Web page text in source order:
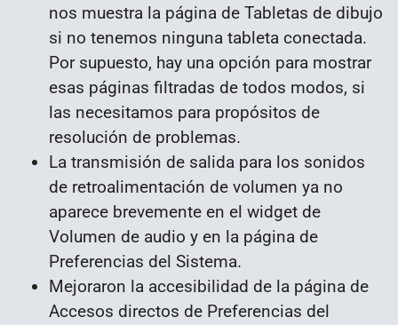
nos muestra la página de Tabletas de dibujo
si no tenemos ninguna tableta conectada.
Por supuesto, hay una opción para mostrar
esas páginas filtradas de todos modos, si
las necesitamos para propósitos de
resolución de problemas.
La transmisión de salida para los sonidos
de retroalimentación de volumen ya no
aparece brevemente en el widget de
Volumen de audio y en la página de
Preferencias del Sistema.
Mejoraron la accesibilidad de la página de
Accesos directos de Preferencias del